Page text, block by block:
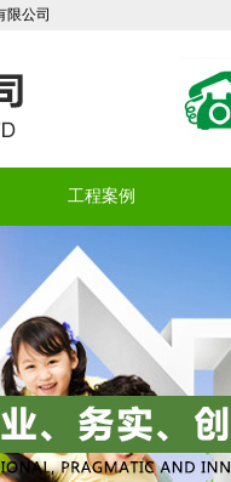
工程案例